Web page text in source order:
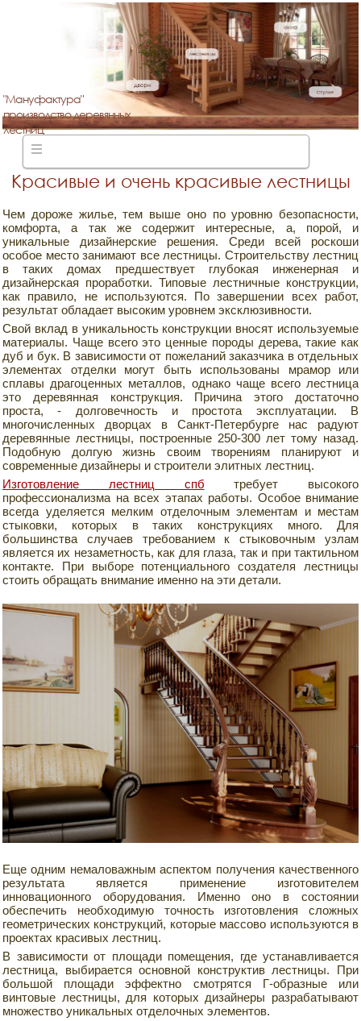
"Мануфактура"
производство деревянных
лестниц
Красивые и очень красивые лестницы
Чем дороже жилье, тем выше оно по уровню безопасности,
комфорта, а так же содержит интересные, а, порой, и
уникальные дизайнерские решения. Среди всей роскоши
особое место занимают все лестницы. Строительству лестниц
в таких домах предшествует глубокая инженерная и
дизайнерская проработки. Типовые лестничные конструкции,
как правило, не используются. По завершении всех работ,
результат обладает высоким уровнем эксклюзивности.
Свой вклад в уникальность конструкции вносят используемые
материалы. Чаще всего это ценные породы дерева, такие как
дуб и бук. В зависимости от пожеланий заказчика в отдельных
элементах отделки могут быть использованы мрамор или
сплавы драгоценных металлов, однако чаще всего лестница
это деревянная конструкция. Причина этого достаточно
проста, - долговечность и простота эксплуатации. В
многочисленных дворцах в Санкт-Петербурге нас радуют
деревянные лестницы, построенные 250-300 лет тому назад.
Подобную долгую жизнь своим творениям планируют и
современные дизайнеры и строители элитных лестниц.
Изготовление лестниц спб требует высокого
профессионализма на всех этапах работы. Особое внимание
всегда уделяется мелким отделочным элементам и местам
стыковки, которых в таких конструкциях много. Для
большинства случаев требованием к стыковочным узлам
является их незаметность, как для глаза, так и при тактильном
контакте. При выборе потенциального создателя лестницы
стоить обращать внимание именно на эти детали.
Еще одним немаловажным аспектом получения качественного
результата является применение изготовителем
инновационного оборудования. Именно оно в состоянии
обеспечить необходимую точность изготовления сложных
геометрических конструкций, которые массово используются в
проектах красивых лестниц.
В зависимости от площади помещения, где устанавливается
лестница, выбирается основной конструктив лестницы. При
большой площади эффектно смотрятся Г-образные или
винтовые лестницы, для которых дизайнеры разрабатывают
множество уникальных отделочных элементов.